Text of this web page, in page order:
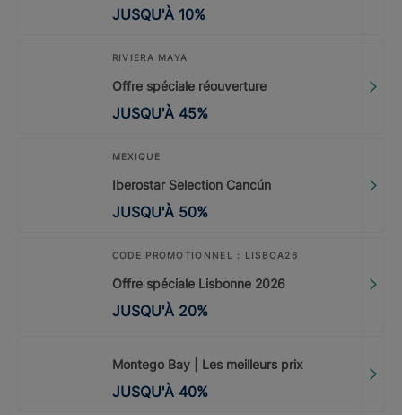
JUSQU'À 10%
RIVIERA MAYA
Offre spéciale réouverture
JUSQU'À 45%
MEXIQUE
Iberostar Selection Cancún
JUSQU'À 50%
CODE PROMOTIONNEL : LISBOA26
Offre spéciale Lisbonne 2026
JUSQU'À 20%
Montego Bay | Les meilleurs prix
JUSQU'À 40%